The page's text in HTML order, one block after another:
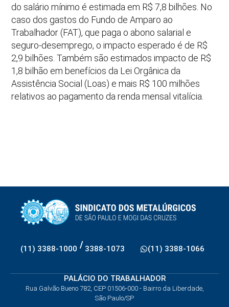
do salário mínimo é estimada em R$ 7,8 bilhões. No
caso dos gastos do Fundo de Amparo ao
Trabalhador (FAT), que paga o abono salarial e
seguro-desemprego, o impacto esperado é de R$
2,9 bilhões. Também são estimados impacto de R$
1,8 bilhão em benefícios da Lei Orgânica da
Assistência Social (Loas) e mais R$ 100 milhões
relativos ao pagamento da renda mensal vitalícia.
(11) 3388-1000 / 3388-1073 (11) 3388-1066
PALÁCIO DO TRABALHADOR
Rua Galvão Bueno 782, CEP 01506-000 - Bairro da Liberdade,
São Paulo/SP